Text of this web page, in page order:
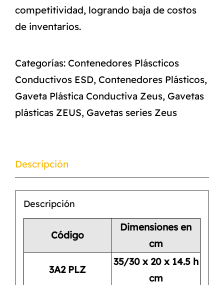
competitividad, logrando baja de costos
de inventarios.
Categorías: Contenedores Pláscticos
Conductivos ESD, Contenedores Plásticos,
Gaveta Plástica Conductiva Zeus, Gavetas
plásticas ZEUS, Gavetas series Zeus
Descripción
Descripción
Código
Dimensiones en
cm
3A2 PLZ
35/30 x 20 x 14.5 h
cm